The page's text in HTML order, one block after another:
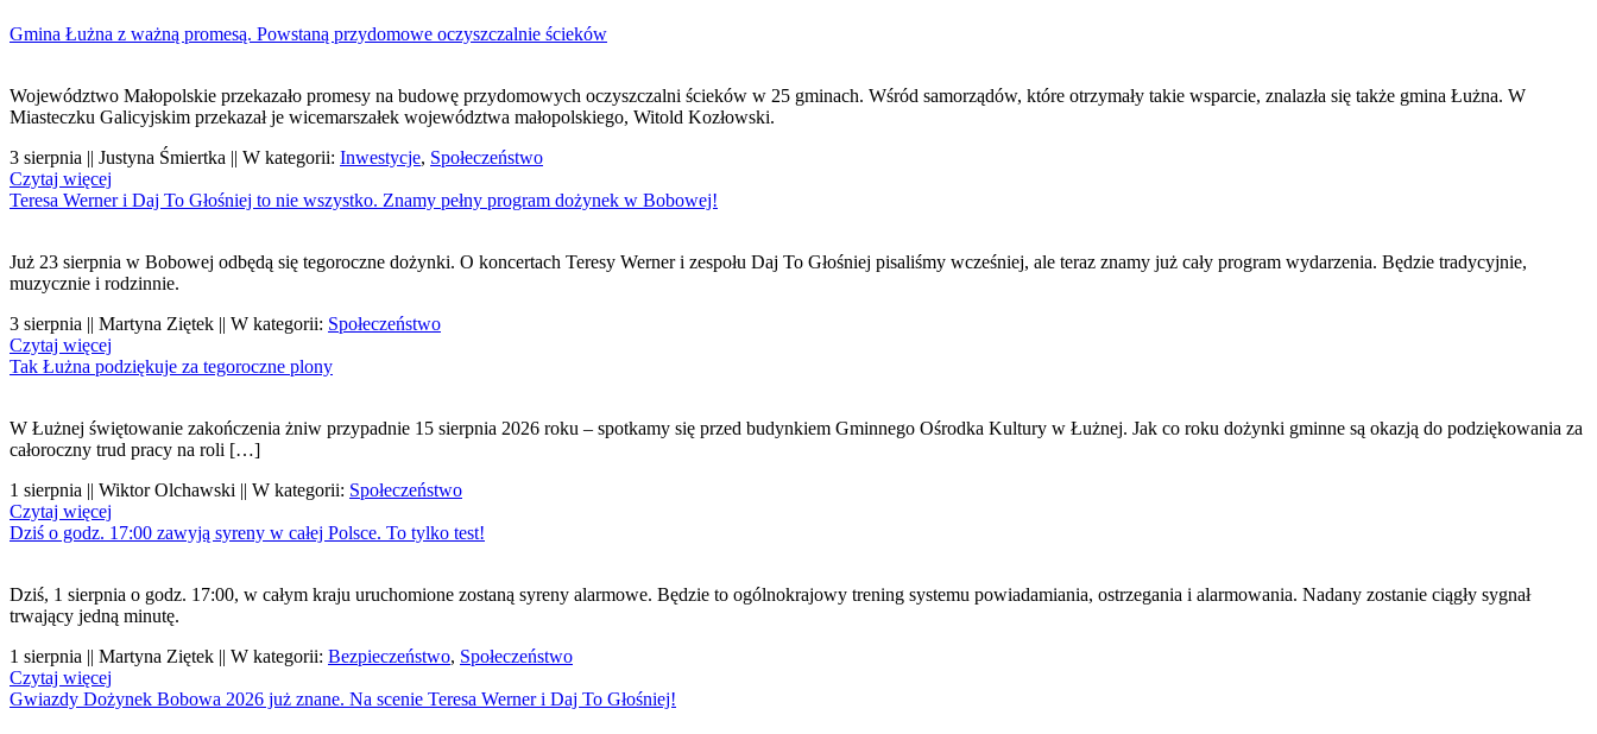
Gmina Łużna z ważną promesą. Powstaną przydomowe oczyszczalnie ścieków
Województwo Małopolskie przekazało promesy na budowę przydomowych oczyszczalni ścieków w 25 gminach. Wśród samorządów, które otrzymały takie wsparcie, znalazła się także gmina Łużna. W
Miasteczku Galicyjskim przekazał je wicemarszałek województwa małopolskiego, Witold Kozłowski.
3 sierpnia || Justyna Śmiertka || W kategorii: Inwestycje, Społeczeństwo
Czytaj więcej
Teresa Werner i Daj To Głośniej to nie wszystko. Znamy pełny program dożynek w Bobowej!
Już 23 sierpnia w Bobowej odbędą się tegoroczne dożynki. O koncertach Teresy Werner i zespołu Daj To Głośniej pisaliśmy wcześniej, ale teraz znamy już cały program wydarzenia. Będzie tradycyjnie,
muzycznie i rodzinnie.
3 sierpnia || Martyna Ziętek || W kategorii: Społeczeństwo
Czytaj więcej
Tak Łużna podziękuje za tegoroczne plony
W Łużnej świętowanie zakończenia żniw przypadnie 15 sierpnia 2026 roku – spotkamy się przed budynkiem Gminnego Ośrodka Kultury w Łużnej. Jak co roku dożynki gminne są okazją do podziękowania za
całoroczny trud pracy na roli […]
1 sierpnia || Wiktor Olchawski || W kategorii: Społeczeństwo
Czytaj więcej
Dziś o godz. 17:00 zawyją syreny w całej Polsce. To tylko test!
Dziś, 1 sierpnia o godz. 17:00, w całym kraju uruchomione zostaną syreny alarmowe. Będzie to ogólnokrajowy trening systemu powiadamiania, ostrzegania i alarmowania. Nadany zostanie ciągły sygnał
trwający jedną minutę.
1 sierpnia || Martyna Ziętek || W kategorii: Bezpieczeństwo, Społeczeństwo
Czytaj więcej
Gwiazdy Dożynek Bobowa 2026 już znane. Na scenie Teresa Werner i Daj To Głośniej!